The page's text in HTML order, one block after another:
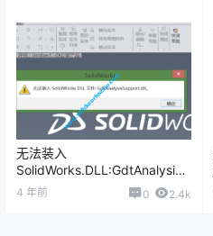
无法装入
SolidWorks.DLL:GdtAnalysisS
upport.dll怎么办？
4 年前 0 2.4k